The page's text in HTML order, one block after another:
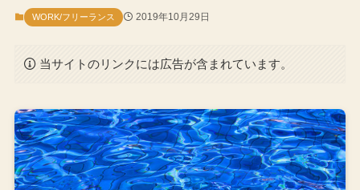
WORK/フリーランス 2019年10月29日
当サイトのリンクには広告が含まれています。